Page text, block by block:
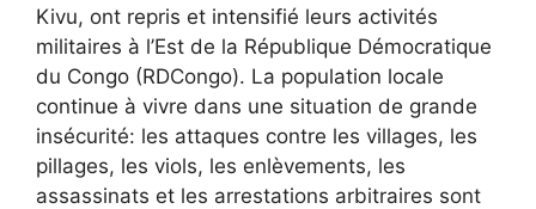
Kivu, ont repris et intensifié leurs activités
militaires à l’Est de la République Démocratique
du Congo (RDCongo). La population locale
continue à vivre dans une situation de grande
insécurité: les attaques contre les villages, les
pillages, les viols, les enlèvements, les
assassinats et les arrestations arbitraires sont